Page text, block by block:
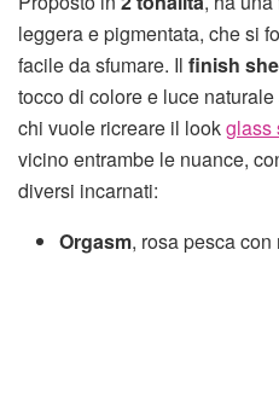
leggera e pigmentata, che si
facile da sfumare. Il finish
tocco di colore e luce
chi vuole ricreare il lookglass
vicino entrambe le nuance,
diversi incarnati:
Orgasm, rosa pesca con